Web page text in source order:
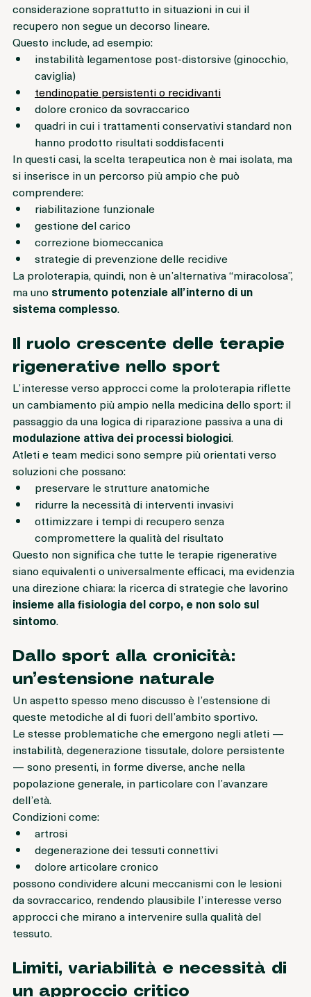
Nel contesto sportivo, la proloterapia viene presa in
considerazione soprattutto in situazioni in cui il
recupero non segue un decorso lineare.
Questo include, ad esempio:
instabilità legamentose post-distorsive (ginocchio,
caviglia)
tendinopatie persistenti o recidivanti
dolore cronico da sovraccarico
quadri in cui i trattamenti conservativi standard non
hanno prodotto risultati soddisfacenti
In questi casi, la scelta terapeutica non è mai isolata, ma
si inserisce in un percorso più ampio che può
comprendere:
riabilitazione funzionale
gestione del carico
correzione biomeccanica
strategie di prevenzione delle recidive
La proloterapia, quindi, non è un’alternativa “miracolosa”,
ma uno strumento potenziale all’interno di un
Il ruolo crescente delle terapie
rigenerative nello sport
L’interesse verso approcci come la proloterapia riflette
un cambiamento più ampio nella medicina dello sport: il
passaggio da una logica di riparazione passiva a una di
modulazione attiva dei processi biologici.
Atleti e team medici sono sempre più orientati verso
soluzioni che possano:
preservare le strutture anatomiche
ridurre la necessità di interventi invasivi
ottimizzare i tempi di recupero senza
compromettere la qualità del risultato
Questo non significa che tutte le terapie rigenerative
siano equivalenti o universalmente efficaci, ma evidenzia
una direzione chiara: la ricerca di strategie che lavorino
insieme alla fisiologia del corpo, e non solo sul
Dallo sport alla cronicità:
un’estensione naturale
Un aspetto spesso meno discusso è l’estensione di
queste metodiche al di fuori dell’ambito sportivo.
Le stesse problematiche che emergono negli atleti —
instabilità, degenerazione tissutale, dolore persistente
— sono presenti, in forme diverse, anche nella
popolazione generale, in particolare con l’avanzare
dell’età.
Condizioni come:
artrosi
degenerazione dei tessuti connettivi
dolore articolare cronico
possono condividere alcuni meccanismi con le lesioni
da sovraccarico, rendendo plausibile l’interesse verso
approcci che mirano a intervenire sulla qualità del
Limiti, variabilità e necessità di